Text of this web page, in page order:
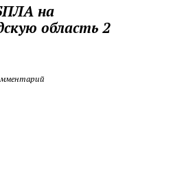
на
область 2